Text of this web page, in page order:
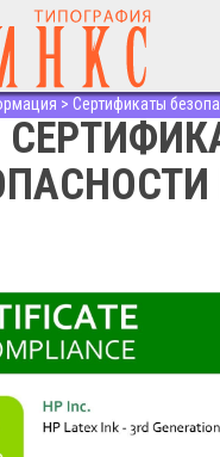
> Сертификаты